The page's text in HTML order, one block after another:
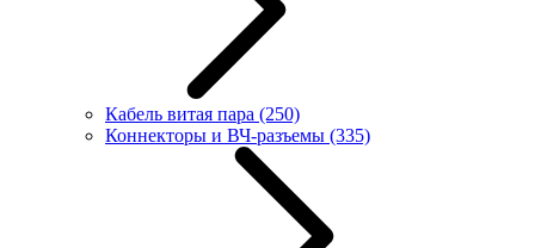
Кабель витая пара (250)
Коннекторы и ВЧ-разъемы (335)